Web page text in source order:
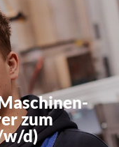
zum
w/d)